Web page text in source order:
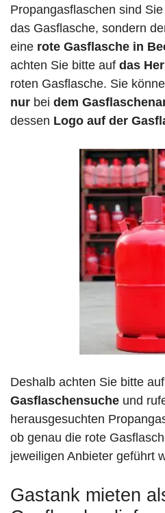
Propangasflaschen sind
das Gasflasche, sondern
eine rote Gasflasche in
achten Sie bitte auf das
roten Gasflasche. Sie
nur bei dem
dessen Logo auf der
Deshalb achten Sie bitte
Gasflaschensuche und
herausgesuchten
ob genau die rote
jeweiligen Anbieter geführt
Gastank mieten